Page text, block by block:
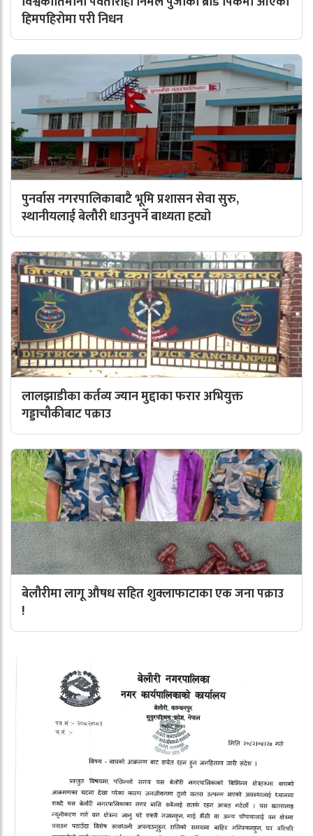
हिमपहिरोमा परी निधन
पुनर्वास नगरपालिकाबाटै भूमि प्रशासन सेवा सुरु,
स्थानीयलाई बेलौरी धाउनुपर्ने बाध्यता हट्यो
लालझाडीका कर्तव्य ज्यान मुद्दाका फरार अभियुक्त
गड्डाचौकीबाट पक्राउ
बेलौरीमा लागू औषध सहित शुक्लाफाटाका एक जना पक्राउ
!